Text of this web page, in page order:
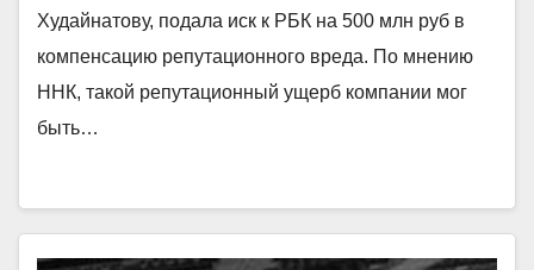
Худайнатову, подала иск к РБК на 500 млн руб в
компенсацию репутационного вреда. По мнению
ННК, такой репутационный ущерб компании мог
быть…